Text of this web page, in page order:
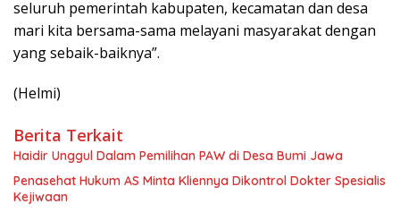
seluruh pemerintah kabupaten, kecamatan dan desa
mari kita bersama-sama melayani masyarakat dengan
yang sebaik-baiknya”.
(Helmi)
Berita Terkait
Haidir Unggul Dalam Pemilihan PAW di Desa Bumi Jawa
Penasehat Hukum AS Minta Kliennya Dikontrol Dokter Spesialis
Kejiwaan